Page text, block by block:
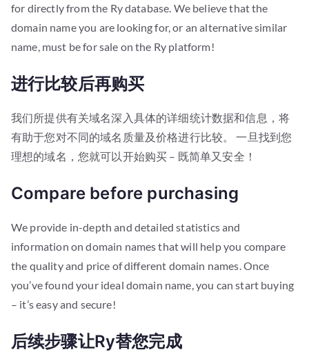
for directly from the Ry database. We believe that the
domain name you are looking for, or an alternative similar
name, must be for sale on the Ry platform!
进行比较后再购买
我们所提供有关域名深入具体的详细统计数据和信息，将
有助于您对不同的域名质量及价格进行比较。 一旦找到您
理想的域名，您就可以开始购买 – 既简单又安全！
Compare before purchasing
We provide in-depth and detailed statistics and
information on domain names that will help you compare
the quality and price of different domain names. Once
you’ve found your ideal domain name, you can start buying
– it’s easy and secure!
后续步骤让Ry替您完成